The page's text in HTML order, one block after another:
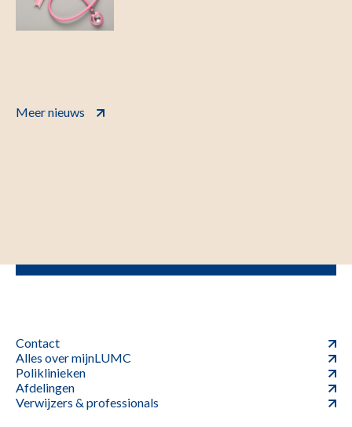
Meer nieuws
Contact
Alles over mijnLUMC
Poliklinieken
Afdelingen
Verwijzers & professionals